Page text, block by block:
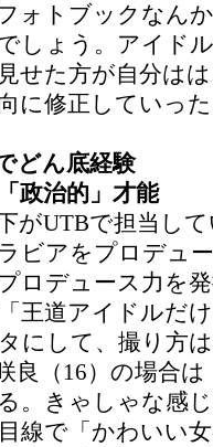
ォトブックなん
しょう。アイド
せた方が自分は
に修正していっ
どん底経験
政治的」才能
がUTBで担当し
ビアをプロデュ
ロデュース力を
王道アイドルだ
にして、撮り方
良（16）の場合
。きゃしゃな感
線で「かわいい